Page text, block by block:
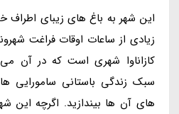
این شهر به باغ های زیبای
زیادی از ساعات اوقات فراغت
کازاناوا شهری است که در آن
سبک زندگی باستانی سامورایی
های آن ها بیندازید. اگرچه این